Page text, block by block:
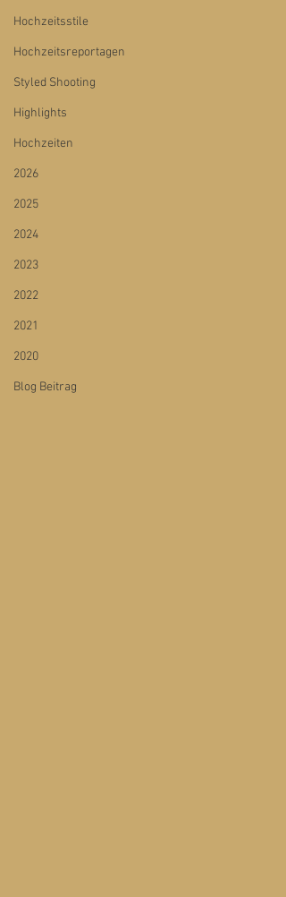
Hochzeitsstile
Hochzeitsreportagen
Styled Shooting
Highlights
Hochzeiten
2026
2025
2024
2023
2022
2021
2020
Blog Beitrag